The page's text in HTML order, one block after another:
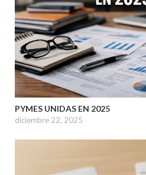
PYMES UNIDAS EN 2025
diciembre 22, 2025